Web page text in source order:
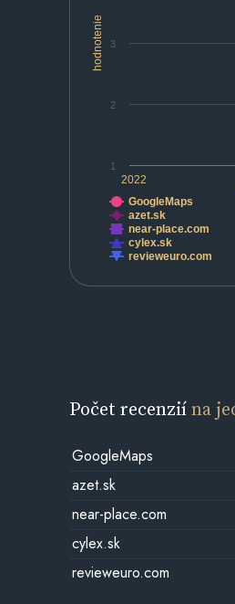
hodnotenie
2022
1
2
3
GoogleMaps
azet.sk
near-place.com
cylex.sk
revieweuro.com
Počet recenziína
GoogleMaps
azet.sk
near-place.com
cylex.sk
revieweuro.com